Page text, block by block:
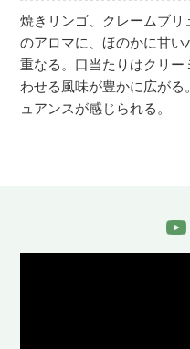
焼きリンゴ、クレームブ
のアロマに、ほのかに甘
重なる。口当たりはクリ
わせる風味が豊かに広が
ュアンスが感じられる。